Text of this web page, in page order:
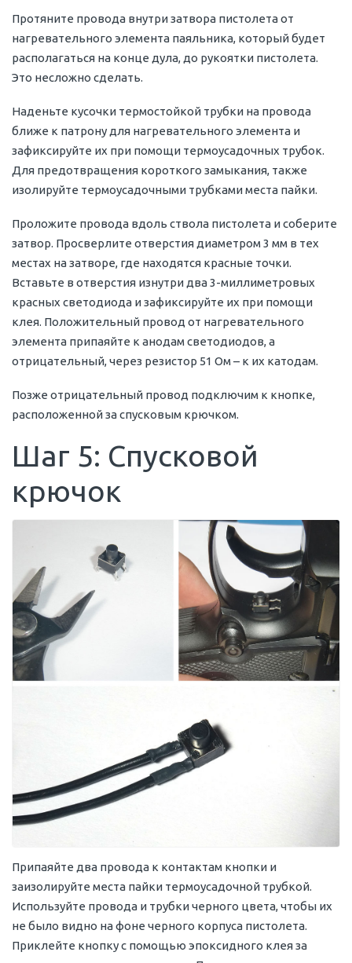
Протяните провода внутри затвора пистолета от
нагревательного элемента паяльника, который будет
располагаться на конце дула, до рукоятки пистолета.
Это несложно сделать.
Наденьте кусочки термостойкой трубки на провода
ближе к патрону для нагревательного элемента и
зафиксируйте их при помощи термоусадочных трубок.
Для предотвращения короткого замыкания, также
изолируйте термоусадочными трубками места пайки.
Проложите провода вдоль ствола пистолета и соберите
затвор. Просверлите отверстия диаметром 3 мм в тех
местах на затворе, где находятся красные точки.
Вставьте в отверстия изнутри два 3-миллиметровых
красных светодиода и зафиксируйте их при помощи
клея. Положительный провод от нагревательного
элемента припаяйте к анодам светодиодов, а
отрицательный, через резистор 51 Ом – к их катодам.
Позже отрицательный провод подключим к кнопке,
расположенной за спусковым крючком.
Шаг 5: Спусковой
крючок
Припаяйте два провода к контактам кнопки и
заизолируйте места пайки термоусадочной трубкой.
Используйте провода и трубки черного цвета, чтобы их
не было видно на фоне черного корпуса пистолета.
Приклейте кнопку с помощью эпоксидного клея за